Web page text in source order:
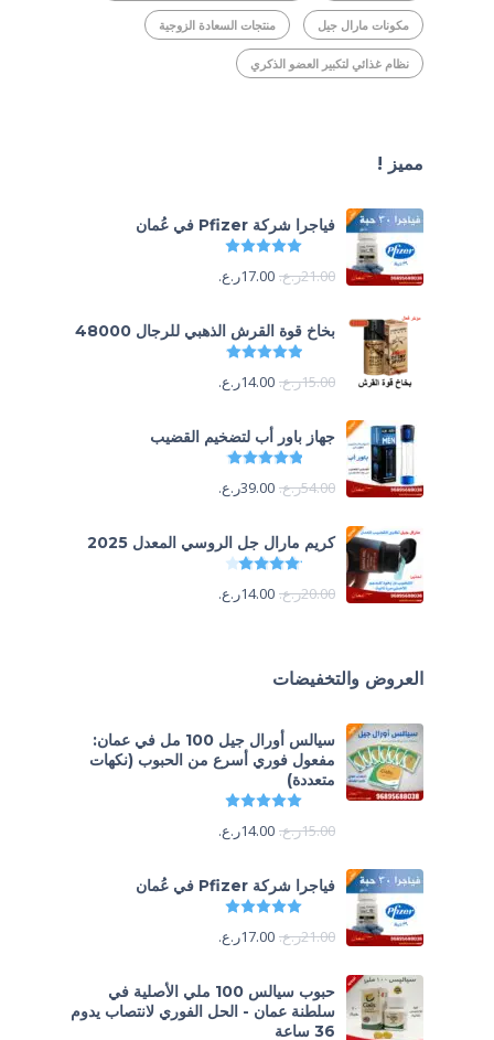
مكونات مارال جيل منتجات السعادة الزوجية
نظام غذائي لتكبير العضو الذكري
مميز !
فياجرا شركة Pfizer في عُمان
21.00ر.ع. 17.00ر.ع.
بخاخ قوة القرش الذهبي للرجال 48000
تم التقييم
15.00ر.ع. 14.00ر.ع.
جهاز باور أب لتضخيم القضيب
تم التقييم
54.00ر.ع. 39.00ر.ع.
كريم مارال جل الروسي المعدل 2025
تم التقييم
20.00ر.ع. 14.00ر.ع.
العروض والتخفيضات
سيالس أورال جيل 100 مل في عمان:
مفعول فوري أسرع من الحبوب (نكهات
متعددة)
15.00ر.ع. 14.00ر.ع.
فياجرا شركة Pfizer في عُمان
21.00ر.ع. 17.00ر.ع.
حبوب سيالس 100 ملي الأصلية في
سلطنة عمان - الحل الفوري لانتصاب يدوم
36 ساعة